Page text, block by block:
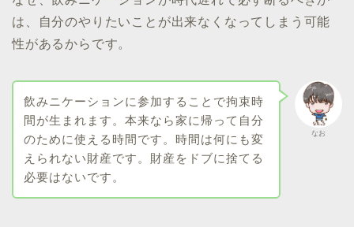
は、自分のやりたいことが出来なくなってしまう可能
性があるからです。
なお
飲みニケーションに参加することで拘束時
間が生まれます。本来なら家に帰って自分
のために使える時間です。時間は何にも変
えられない財産です。財産をドブに捨てる
必要はないです。